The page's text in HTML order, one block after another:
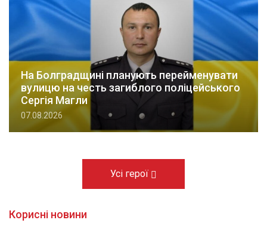
На Болградщині планують перейменувати
вулицю на честь загиблого поліцейського
Сергія Магли
07.08.2026
Усі герої
Корисні новини